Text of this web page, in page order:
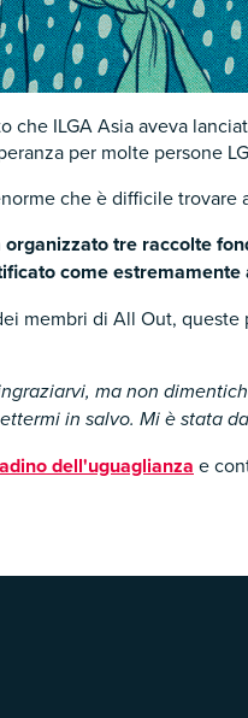
che ILGA Asia aveva
per molte persone
che è difficile trovare
organizzato tre raccolte
come estremamente
membri di All Out,
ma non
in salvo. Mi è stata
dell'uguaglianza e